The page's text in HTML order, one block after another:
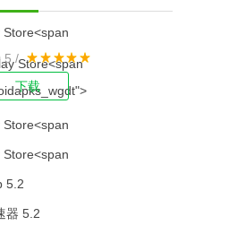
41.5.29-31 [0]
s
/
下载
41.9.17-23 [0]
s
42.7.19-23 [0]
s
5.2
器 5.2